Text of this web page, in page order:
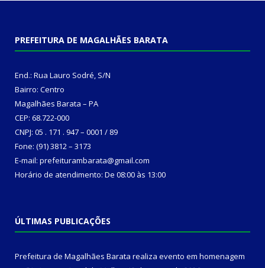
PREFEITURA DE MAGALHÃES BARATA
End.: Rua Lauro Sodré, S/N
Bairro: Centro
Magalhães Barata – PA
CEP: 68.722-000
CNPJ: 05 . 171 . 947 – 0001 / 89
Fone: (91) 3812 – 3173
E-mail: prefeiturambarata@gmail.com
Horário de atendimento: De 08:00 às 13:00
ÚLTIMAS PUBLICAÇÕES
Prefeitura de Magalhães Barata realiza evento em homenagem